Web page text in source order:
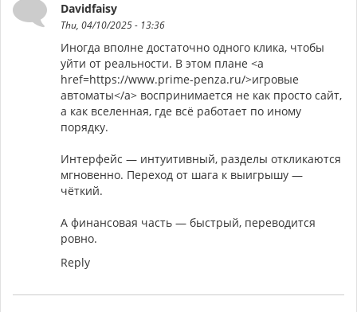
Davidfaisy
Thu, 04/10/2025 - 13:36
Иногда вполне достаточно одного клика, чтобы
уйти от реальности. В этом плане <a
href=https://www.prime-penza.ru/>игровые
автоматы</a> воспринимается не как просто сайт,
а как вселенная, где всё работает по иному
порядку.
Интерфейс — интуитивный, разделы откликаются
мгновенно. Переход от шага к выигрышу —
чёткий.
А финансовая часть — быстрый, переводится
ровно.
Reply